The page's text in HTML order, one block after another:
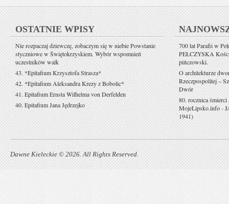
OSTATNIE WPISY
Nie rozpaczaj dziewczę, zobaczym się w niebie Powstanie
styczniowe w Świętokrzyskiem. Wybór wspomnień
uczestników walk
43. *Epitafium Krzysztofa Strasza*
42. *Epitafium Aleksandra Krezy z Bobolic*
41. Epitafium Ernsta Wilhelma von Derfelden
40. Epitafium Jana Jędrzejko
700 lat Parafii w
PEŁCZYSKA
pińczowski.
O architekturze
Rzeczpospolitej –
Dwór
80. rocznica
MojeLipsko.info-
1941)
Dawne Kieleckie © 2026. All Rights Reserved.